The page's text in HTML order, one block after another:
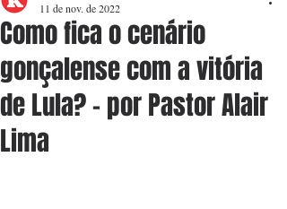
Como fica o cenário
gonçalense com a vitória
de Lula? - por Pastor Alair
Lima
11 de nov. de 2022